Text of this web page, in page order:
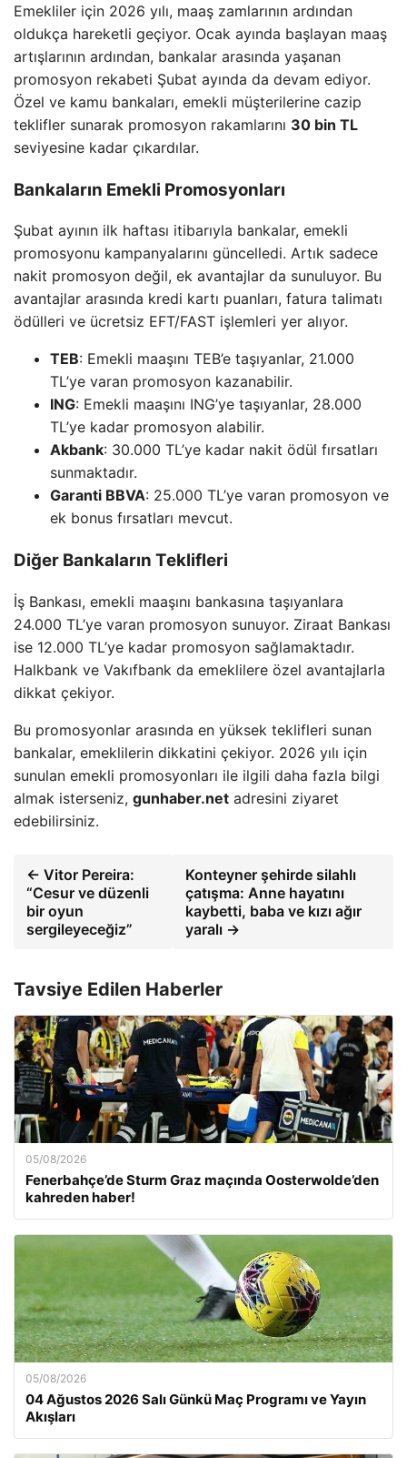
Emekliler için 2026 yılı, maaş zamlarının ardından
oldukça hareketli geçiyor. Ocak ayında başlayan maaş
artışlarının ardından, bankalar arasında yaşanan
promosyon rekabeti Şubat ayında da devam ediyor.
Özel ve kamu bankaları, emekli müşterilerine cazip
teklifler sunarak promosyon rakamlarını 30 bin TL
seviyesine kadar çıkardılar.
Bankaların Emekli Promosyonları
Şubat ayının ilk haftası itibarıyla bankalar, emekli
promosyonu kampanyalarını güncelledi. Artık sadece
nakit promosyon değil, ek avantajlar da sunuluyor. Bu
avantajlar arasında kredi kartı puanları, fatura talimatı
ödülleri ve ücretsiz EFT/FAST işlemleri yer alıyor.
TEB: Emekli maaşını TEB’e taşıyanlar, 21.000
TL’ye varan promosyon kazanabilir.
ING: Emekli maaşını ING’ye taşıyanlar, 28.000
TL’ye kadar promosyon alabilir.
Akbank: 30.000 TL’ye kadar nakit ödül fırsatları
sunmaktadır.
Garanti BBVA: 25.000 TL’ye varan promosyon ve
ek bonus fırsatları mevcut.
Diğer Bankaların Teklifleri
İş Bankası, emekli maaşını bankasına taşıyanlara
24.000 TL’ye varan promosyon sunuyor. Ziraat Bankası
ise 12.000 TL’ye kadar promosyon sağlamaktadır.
Halkbank ve Vakıfbank da emeklilere özel avantajlarla
dikkat çekiyor.
Bu promosyonlar arasında en yüksek teklifleri sunan
bankalar, emeklilerin dikkatini çekiyor. 2026 yılı için
sunulan emekli promosyonları ile ilgili daha fazla bilgi
almak isterseniz, gunhaber.net adresini ziyaret
edebilirsiniz.
← Vitor Pereira:
“Cesur ve düzenli
bir oyun
sergileyeceğiz”
Konteyner şehirde silahlı
çatışma: Anne hayatını
kaybetti, baba ve kızı ağır
yaralı →
Tavsiye Edilen Haberler
05/08/2026
Fenerbahçe’de Sturm Graz maçında Oosterwolde’den
kahreden haber!
05/08/2026
04 Ağustos 2026 Salı Günkü Maç Programı ve Yayın
Akışları